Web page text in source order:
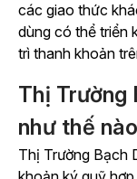
các giao thức
dùng có thể triển
trì thanh khoản
Thị Trường
như thế
Thị Trường Bạch